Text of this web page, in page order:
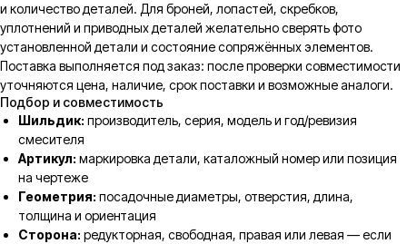
и количество деталей. Для броней, лопастей, скребков,
уплотнений и приводных деталей желательно сверять фото
установленной детали и состояние сопряжённых элементов.
Поставка выполняется под заказ: после проверки совместимости
уточняются цена, наличие, срок поставки и возможные аналоги.
Подбор и совместимость
Шильдик: производитель, серия, модель и год/ревизия
смесителя
Артикул: маркировка детали, каталожный номер или позиция
на чертеже
Геометрия: посадочные диаметры, отверстия, длина,
толщина и ориентация
Сторона: редукторная, свободная, правая или левая — если